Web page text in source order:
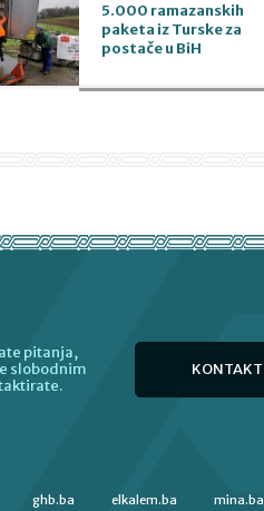
5.000 ramazanskih
paketa iz Turske za
postače u BiH
pitanja,
slobodnim
KONTAKT
ghb.ba elkalem.ba mina.ba